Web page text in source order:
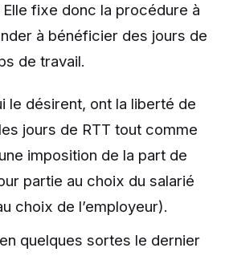
Elle fixe donc la procédure à
à bénéficier des jours de
de travail.
le désirent, ont la liberté de
jours de RTT tout comme
imposition de la part de
partie au choix du salarié
choix de l’employeur).
quelques sortes le dernier